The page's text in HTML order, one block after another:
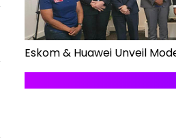
Eskom & Huawei Unveil